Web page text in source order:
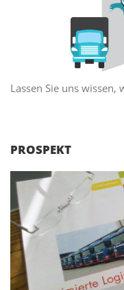
Lassen Sie uns
PROSPEKT